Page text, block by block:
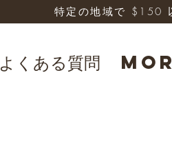
よくある質問
特定の地域で $150